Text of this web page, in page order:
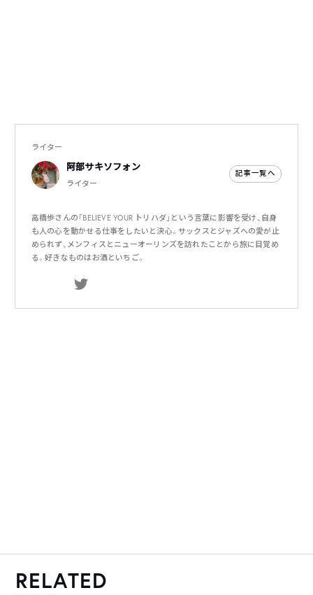
ライター
阿部サキソフォン
ライター
記事一覧へ
高橋歩さんの「BELIEVE YOUR トリハダ」という言葉に影響を受け、自身
も人の心を動かせる仕事をしたいと決心。サックスとジャズへの愛が止
められず、メンフィスとニューオーリンズを訪れたことから旅に目覚め
る。好きなものはお酒といちご。
RELATED